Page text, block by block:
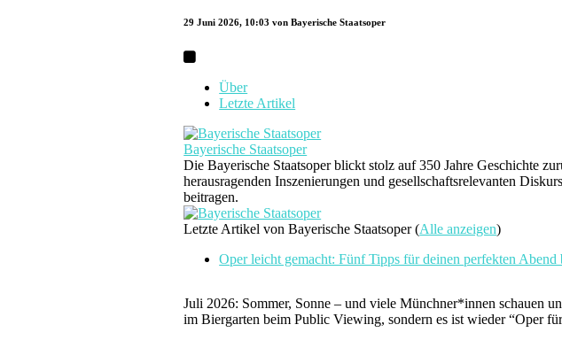
29 Juni 2026, 10:03 von Bayerische Staatsoper
Über
Letzte Artikel
Bayerische Staatsoper
Die Bayerische Staatsoper blickt stolz auf 350 Jahre Geschichte
herausragenden Inszenierungen und gesellschaftsrelevanten
beitragen.
Letzte Artikel von Bayerische Staatsoper(Alle anzeigen)
Oper leicht gemacht: Fünf Tipps für deinen perfekten Abend
Juli 2026: Sommer, Sonne – und viele Münchner*innen schauen
im Biergarten beim Public Viewing, sondern es ist wieder “Oper